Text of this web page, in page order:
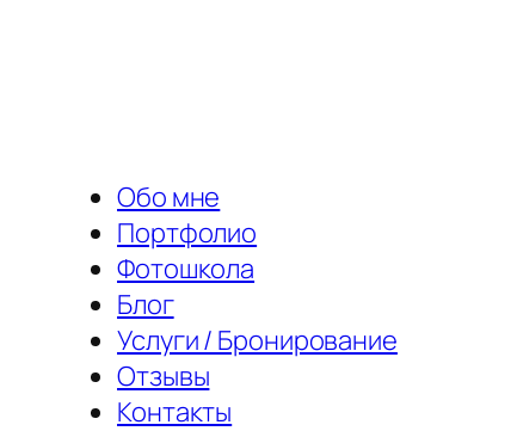
Обо мне
Портфолио
Фотошкола
Блог
Услуги / Бронирование
Отзывы
Контакты